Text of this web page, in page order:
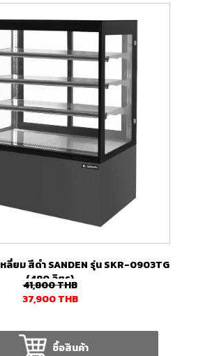
ลี่ยม สีดำ SANDEN รุ่น SKR-0903TG
(480 ลิตร)
41,800THB
37,900THB
ซื้อสินค้า